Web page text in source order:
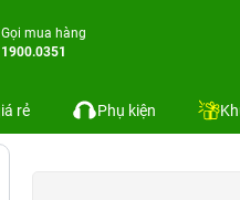
Gọi mua hàng
1900.0351
rẻ Phụ kiện
iPhone 14 (Dán Kingbull+Ốp